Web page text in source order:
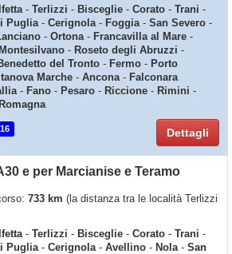
- Terlizzi - Bisceglie - Corato - Trani -
Puglia- Cerignola- Foggia- San Severo -
- Ortona- Francavilla al Mare -
Montesilvano - Roseto degli Abruzzi -
del Tronto - Fermo - Porto
Marche - Ancona- Falconara
- Fano - Pesaro - Riccione - Rimini -
Dettagli
e per Marcianise e Teramo
733 km (la distanza tra le località Terlizzi
- Terlizzi - Bisceglie - Corato - Trani -
Puglia- Cerignola- Avellino - Nola- San